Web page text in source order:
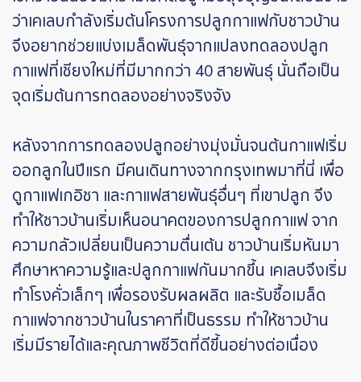
ว่าเคเลบกำลังเริ่มต้นโครงการปลูกกาแฟกับชาวบ้าน
จึงอยากช่วยแบ่งเมล็ดพันธุ์จากแปลงทดลองปลูก
กาแฟที่เชียงใหม่ที่มีมากกว่า 40 สายพันธุ์ นั่นถือเป็น
จุดเริ่มต้นการทดลองอย่างจริงจัง
หลังจากการทดลองปลูกอย่างมุ่งมั่นจนต้นกาแฟเริ่ม
ออกลูกในปีแรก มีคนเดินทางจากกรุงเทพมาที่นี่ เพื่อ
ดูกาแฟเกอิชา และกาแฟสายพันธุ์อื่นๆ ที่เขาปลูก จึง
ทำให้ชาวบ้านเริ่มเห็นอนาคตของการปลูกกาแฟ จาก
ความกลัวเปลี่ยนเป็นความตื่นเต้น ชาวบ้านเริ่มหันมา
ศึกษาหาความรู้และปลูกกาแฟกันมากขึ้น เคเลบจึงเริ่ม
ทำโรงคั่วเล็กๆ เพื่อรองรับผลผลิต และรับซื้อเมล็ด
กาแฟจากชาวบ้านในราคาที่เป็นธรรม ทำให้ชาวบ้าน
เริ่มมีรายได้และคุณภาพชีวิตที่ดีขึ้นอย่างต่อเนื่อง